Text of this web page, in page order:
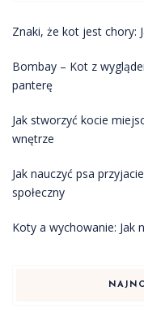
Znaki, że kot jest chory:
Bombay – Kot z
panterę
Jak stworzyć kocie
wnętrze
Jak nauczyć psa
społeczny
Koty a wychowanie: Jak